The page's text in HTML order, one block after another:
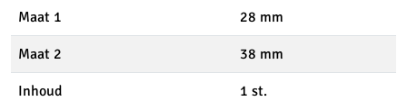
Maat 1 28 mm
Maat 2 38 mm
Inhoud 1 st.